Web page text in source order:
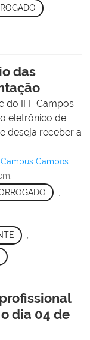
,
das
do IFF Campos
eletrônico de
deseja receber a
Campos
,
dia 04 de